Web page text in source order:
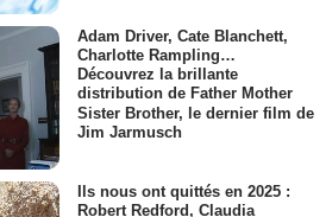
Adam Driver, Cate Blanchett,
Charlotte Rampling…
Découvrez la brillante
distribution de Father Mother
Sister Brother, le dernier film de
Jim Jarmusch
Ils nous ont quittés en 2025 :
Robert Redford, Claudia